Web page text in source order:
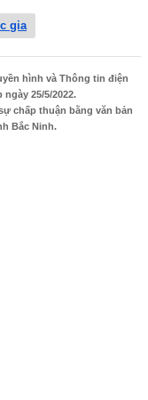
gia
hình và Thông tin điện
25/5/2022.
chấp thuận bằng văn bản
Bắc Ninh.